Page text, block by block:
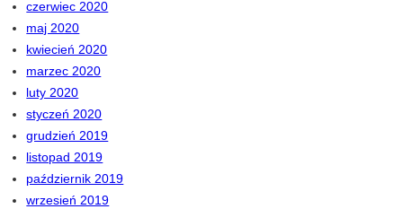
czerwiec 2020
maj 2020
kwiecień 2020
marzec 2020
luty 2020
styczeń 2020
grudzień 2019
listopad 2019
październik 2019
wrzesień 2019